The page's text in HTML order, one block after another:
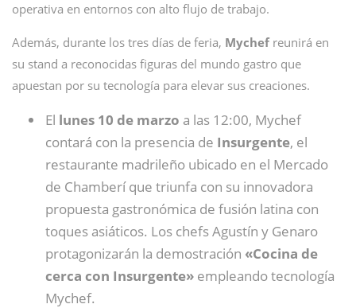
operativa en entornos con alto flujo de trabajo.
Además, durante los tres días de feria, Mychefreunirá en
su stand a reconocidas figuras del mundo gastro que
apuestan por su tecnología para elevar sus creaciones.
El lunes 10 de marzo a las 12:00, Mychef
contará con la presencia de Insurgente, el
restaurante madrileño ubicado en el Mercado
de Chamberí que triunfa con su innovadora
propuesta gastronómica de fusión latina con
toques asiáticos. Los chefs Agustín y Genaro
protagonizarán la demostración «Cocina de
cerca con Insurgente» empleando tecnología
Mychef.